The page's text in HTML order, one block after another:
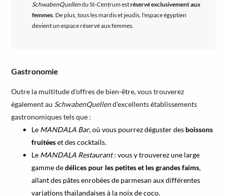
SchwabenQuellendu SI-Centrum estréservé exclusivement aux
femmes. De plus, tous les mardis et jeudis, l'espace égyptien
devient un espace réservé aux femmes.
Gastronomie
Outre la multitude d'offres de bien-être, vous trouverez
également au SchwabenQuellend'excellents établissements
gastronomiques tels que :
Le MANDALA Bar, où vous pourrez déguster des boissons
fruitéeset des cocktails.
Le MANDALA Restaurant: vous y trouverez une large
gamme dedélices pour les petites et les grandes faims,
allant des pâtes enrobées de parmesan aux différentes
variations thaïlandaises à la noix de coco.